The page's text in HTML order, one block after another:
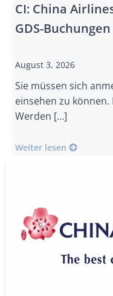
CI: China
GDS-Buchungen
August 3, 2026
Sie müssen sich
einsehen zu
Werden […]
Weiter lesen